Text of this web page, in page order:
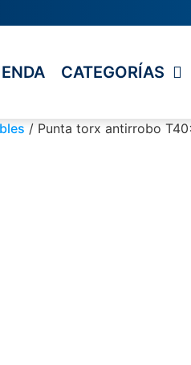
CATEGORÍAS
/ Punta torx antirrobo